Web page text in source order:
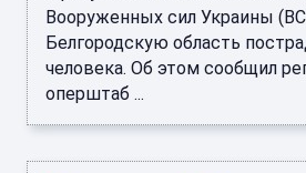
Вооруженных сил Украины
Белгородскую область
человека. Об этом сообщил
оперштаб ...